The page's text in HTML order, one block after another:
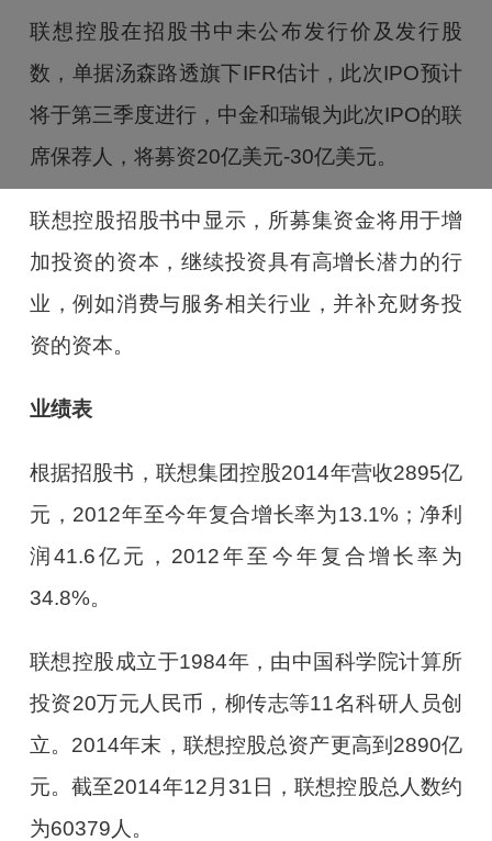
联想控股在招股书中未公布发行价及发行股
数，单据汤森路透旗下IFR估计，此次IPO预计
将于第三季度进行，中金和瑞银为此次IPO的联
席保荐人，将募资20亿美元-30亿美元。
联想控股招股书中显示，所募集资金将用于增
加投资的资本，继续投资具有高增长潜力的行
业，例如消费与服务相关行业，并补充财务投
资的资本。
业绩表
根据招股书，联想集团控股2014年营收2895亿
元，2012年至今年复合增长率为13.1%；净利
润41.6亿元，2012年至今年复合增长率为
34.8%。
联想控股成立于1984年，由中国科学院计算所
投资20万元人民币，柳传志等11名科研人员创
立。2014年末，联想控股总资产更高到2890亿
元。截至2014年12月31日，联想控股总人数约
为60379人。